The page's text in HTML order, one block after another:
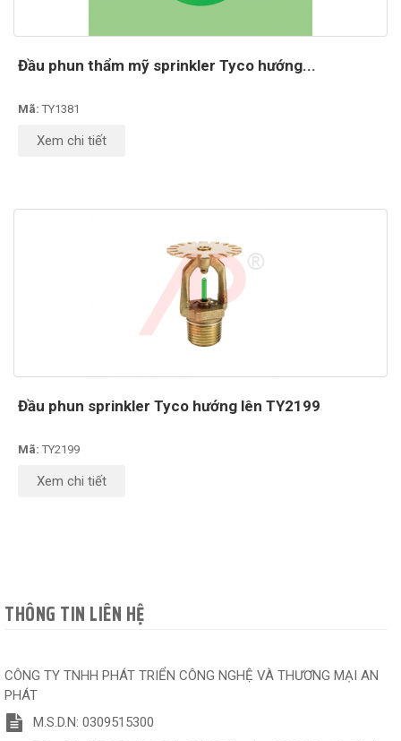
Đầu phun thẩm mỹ sprinkler Tyco hướng...
Mã: TY1381
Xem chi tiết
Đầu phun sprinkler Tyco hướng lên TY2199
Mã: TY2199
Xem chi tiết
THÔNG TIN LIÊN HỆ
CÔNG TY TNHH PHÁT TRIỂN CÔNG NGHỆ VÀ THƯƠNG MẠI AN
PHÁT
M.S.D.N: 0309515300